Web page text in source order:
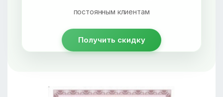
постоянным клиентам
Получить скидку